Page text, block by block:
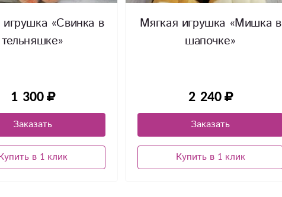
«Свинка в
тельняшке»
1 300
Заказать
в 1 клик
Мягкая игрушка «Мишка в
шапочке»
2 240
Заказать
Купить в 1 клик